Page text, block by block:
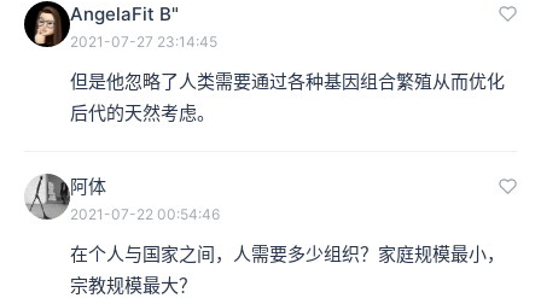
AngelaFit B"
2021-07-27 23:14:45
但是他忽略了人类需要通过各种基因组合繁殖从而优化
后代的天然考虑。
阿体
2021-07-22 00:54:46
在个人与国家之间，人需要多少组织？家庭规模最小，
宗教规模最大？